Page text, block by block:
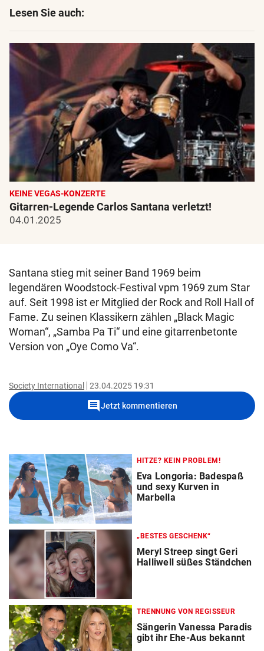
Lesen Sie auch:
KEINE VEGAS-KONZERTE
Gitarren-Legende Carlos Santana verletzt!
04.01.2025
Santana stieg mit seiner Band 1969 beim
legendären Woodstock-Festival vpm 1969 zum Star
auf. Seit 1998 ist er Mitglied der Rock and Roll Hall of
Fame. Zu seinen Klassikern zählen „Black Magic
Woman“, „Samba Pa Ti“ und eine gitarrenbetonte
Version von „Oye Como Va“.
Society International 23.04.2025 19:31
commentJetzt kommentieren
HITZE? KEIN PROBLEM!
Eva Longoria: Badespaß
und sexy Kurven in
Marbella
„BESTES GESCHENK“
Meryl Streep singt Geri
Halliwell süßes Ständchen
TRENNUNG VON REGISSEUR
Sängerin Vanessa Paradis
gibt ihr Ehe-Aus bekannt